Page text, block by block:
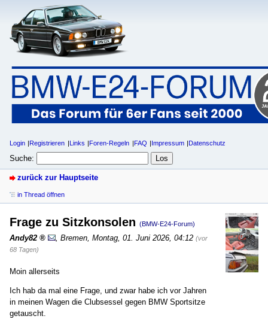
Login Registrieren Links Foren-Regeln FAQ Impressum Datenschutz
Suche:
zurück zur Hauptseite
in Thread öffnen
Frage zu Sitzkonsolen (BMW-E24-Forum)
Andy82 Bremen Montag, 01. Juni 2026, 04:12 (vor
68 Tagen)
Moin allerseits
Ich hab da mal eine Frage, und zwar habe ich vor Jahren
in meinen Wagen die Clubsessel gegen BMW Sportsitze
getauscht.